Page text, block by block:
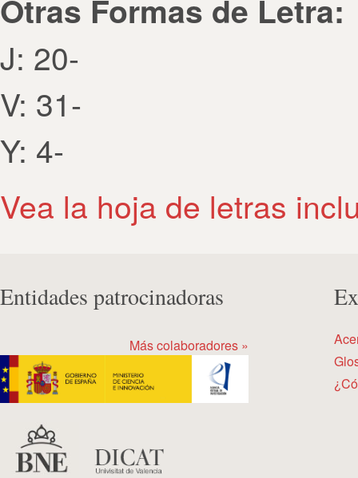
Otras Formas de Letra:
J: 20-
V: 31-
Y: 4-
Vea la hoja de letras
Entidades patrocinadoras
Más colaboradores »